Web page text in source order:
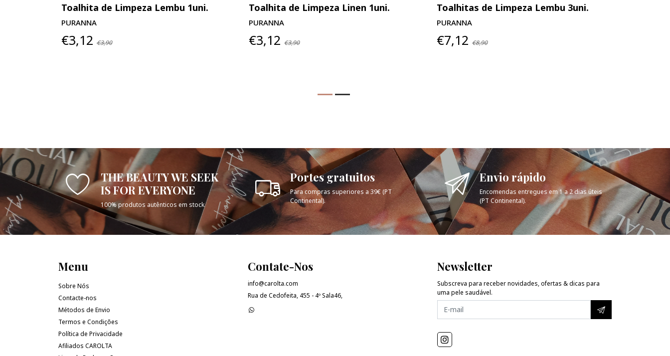
Toalhita de Limpeza Lembu 1uni.
PURANNA
€3,12 €3,90
Toalhita de Limpeza Linen 1uni.
PURANNA
€3,12 €3,90
Toalhitas de Limpeza Lembu 3uni.
PURANNA
€7,12 €8,90
THE BEAUTY WE SEEK
IS FOR EVERYONE
100% produtos autênticos em stock
Portes gratuitos
Para compras superiores a 39€ (PT
Continental).
Envio rápido
Encomendas entregues em 1 a 2 dias úteis
(PT Continental).
Menu
Sobre Nós
Contacte-nos
Métodos de Envio
Termos e Condições
Política de Privacidade
Afiliados CAROLTA
Contate-Nos
info@carolta.com
Rua de Cedofeita, 455 - 4º Sala46,
Newsletter
Subscreva para receber novidades, ofertas & dicas para
uma pele saudável.